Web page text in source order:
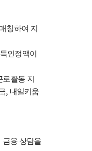
칭하여 지
인정액이
로활동 지
, 내일키움
금융 상담을